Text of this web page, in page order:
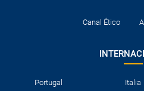
Canal Ético
Portugal Italia